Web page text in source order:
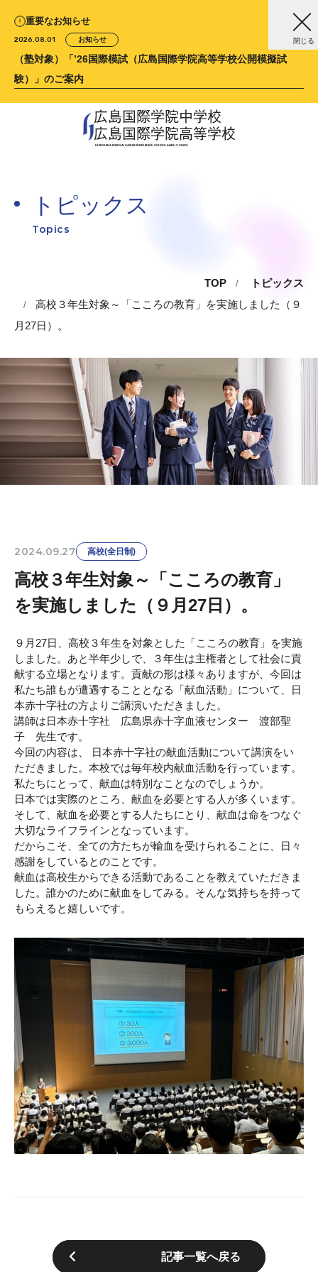
重要なお知らせ
2026.08.01 お知らせ
（塾対象）「’26国際模試（広島国際学院高等学校公開模擬試
験）」のご案内
閉じる
広島国際学院中学校
広島国際学院高等学校
HIROSHIMA KOKUSAI GAKUINJUNIOR HIGH SCHOOL &HIGH SCHOOL
トピックス
Topics
TOP
トピックス
高校３年生対象～「こころの教育」を実施しました（９
月27日）。
2024.09.27 高校(全日制)
高校３年生対象～「こころの教育」
を実施しました（９月27日）。
９月27日、高校３年生を対象とした「こころの教育」を実施
しました。あと半年少しで、３年生は主権者として社会に貢
献する立場となります。貢献の形は様々ありますが、今回は
私たち誰もが遭遇することとなる「献血活動」について、日
本赤十字社の方よりご講演いただきました。
講師は日本赤十字社 広島県赤十字血液センター 渡部聖
子 先生です。
今回の内容は、 日本赤十字社の献血活動について講演をい
ただきました。本校では毎年校内献血活動を行っています。
私たちにとって、献血は特別なことなのでしょうか。
日本では実際のところ、献血を必要とする人が多くいます。
そして、献血を必要とする人たちにとり、献血は命をつなぐ
大切なライフラインとなっています。
だからこそ、全ての方たちが輸血を受けられることに、日々
感謝をしているとのことです。
献血は高校生からできる活動であることを教えていただきま
した。誰かのために献血をしてみる。そんな気持ちを持って
もらえると嬉しいです。
記事一覧へ戻る